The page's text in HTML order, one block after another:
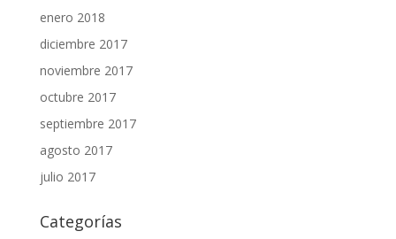
enero 2018
diciembre 2017
noviembre 2017
octubre 2017
septiembre 2017
agosto 2017
julio 2017
Categorías